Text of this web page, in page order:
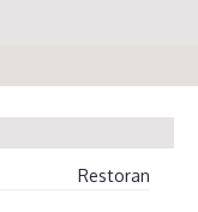
Restoran